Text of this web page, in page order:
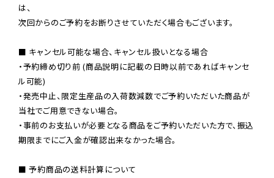
は、
次回からのご予約をお断りさせていただく場合もございます。
■ キャンセル可能な場合、キャンセル扱いとなる場合
・予約締め切り前 (商品説明に記載の日時以前であればキャンセ
ル可能)
・発売中止、限定生産品の入荷数減数でご予約いただいた商品が
当社でご用意できない場合。
・事前のお支払いが必要となる商品をご予約いただいた方で、振込
期限までにご入金が確認出来なかった場合。
■ 予約商品の送料計算について